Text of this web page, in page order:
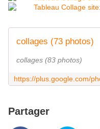
collages (73 photos)
collages (83 photos)
Partager